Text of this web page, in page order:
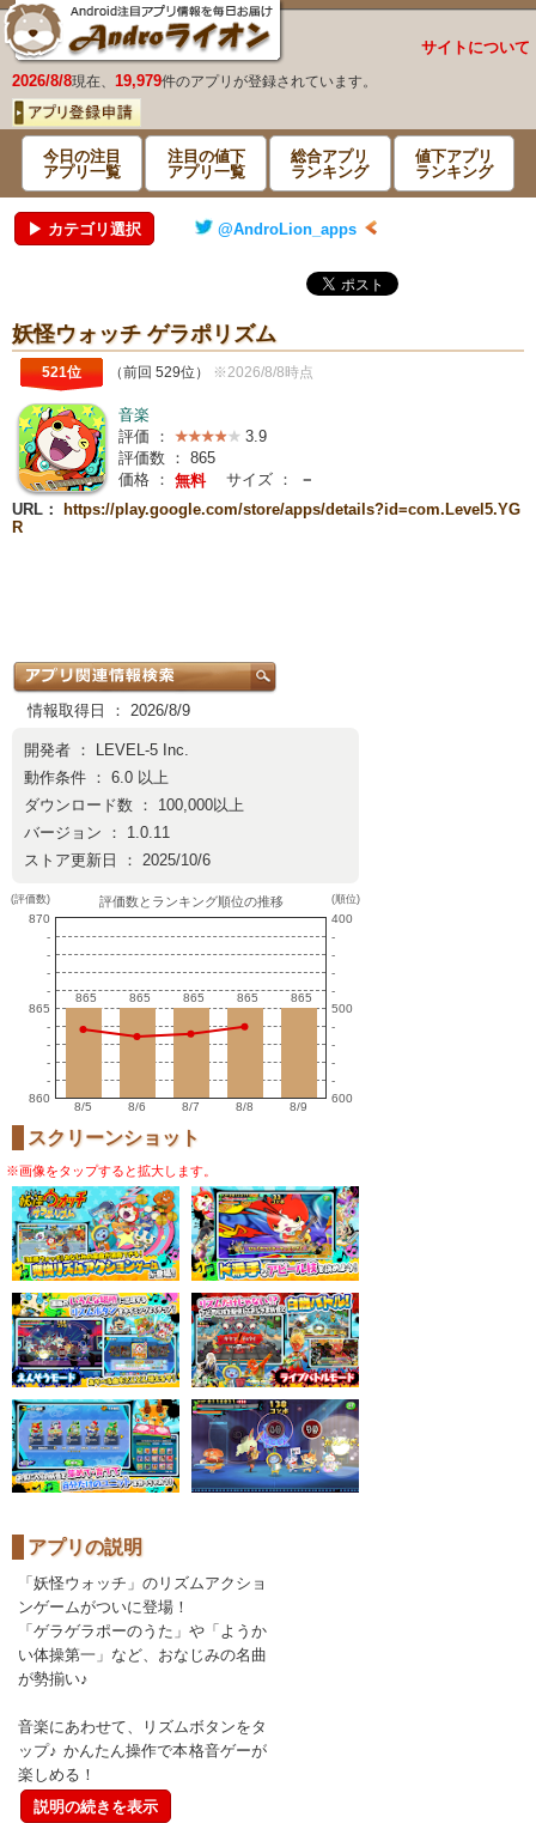
サイトについて
2026/8/8現在、 19,979件のアプリが登録されています。
今日の注目
アプリ一覧
注目の値下
アプリ一覧
総合アプリ
ランキング
値下アプリ
ランキング
▶ カテゴリ選択 @AndroLion_apps
妖怪ウォッチ ゲラポリズム
521位 （前回 529位） ※2026/8/8時点
音楽
評価 ：
3.9
評価数 ： 865
価格 ： 無料 サイズ ：
－
URL：
https://play.google.com/store/apps/details?id=com.Level5.YG
R
情報取得日 ： 2026/8/9
開発者 ：
LEVEL-5 Inc.
動作条件 ： 6.0 以上
ダウンロード数 ： 100,000以上
バージョン ： 1.0.11
ストア更新日 ： 2025/10/6
(評価数)
870
-
-
-
-
865
-
-
-
-
860
評価数とランキング順位の推移
865
865 865
865 865
865 865
865 865
865
8/5 8/6 8/7 8/8 8/9
(順位)
400
-
-
-
-
500
-
-
-
-
600
スクリーンショット
※画像をタップすると拡大します。
アプリの説明
「妖怪ウォッチ」のリズムアクショ
ンゲームがついに登場！
「ゲラゲラポーのうた」や「ようか
い体操第一」など、おなじみの名曲
が勢揃い♪
音楽にあわせて、リズムボタンをタ
ップ♪ かんたん操作で本格音ゲーが
楽しめる！
説明の続きを表示